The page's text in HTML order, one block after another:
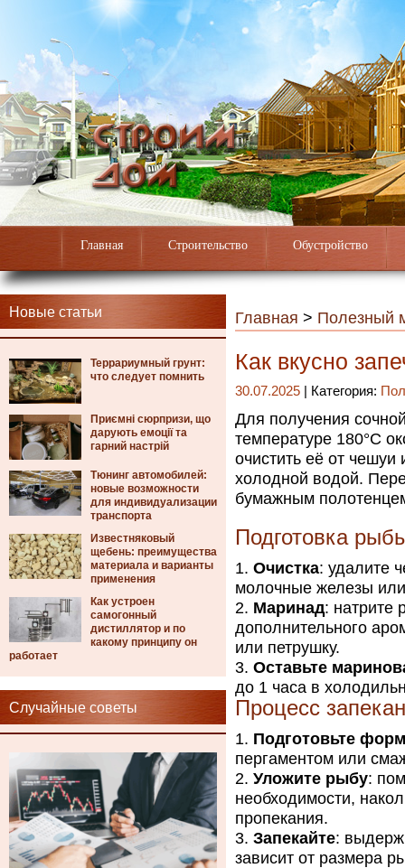
Главная Строительство Обустройство
Новые статьи
Террариумный грунт:
что следует помнить
Приємні сюрпризи, що
дарують емоції та
гарний настрій
Тюнинг автомобилей:
новые возможности
для индивидуализации
транспорта
Известняковый
щебень: преимущества
материала и варианты
применения
Как устроен
самогонный
дистиллятор и по
какому принципу он
работает
Случайные советы
Главная > Полезный
Как вкусно
30.07.2025 | Категория:
Для получения
температуре 180°C
очистить её от
холодной водой.
бумажным
Подготовка
Очистка: удалите
молочные железы или
Маринад: натрите
дополнительного
или петрушку.
Оставьте
до 1 часа в
Процесс
Подготовьте
пергаментом или
Уложите рыбу:
необходимости,
пропекания.
Запекайте:
зависит от размера